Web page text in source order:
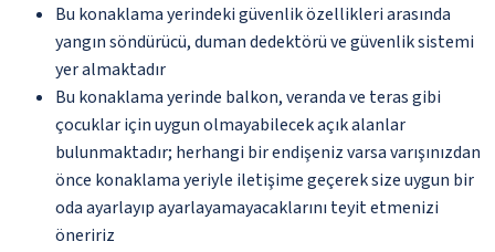
Bu konaklama yerindeki güvenlik özellikleri arasında
yangın söndürücü, duman dedektörü ve güvenlik sistemi
yer almaktadır
Bu konaklama yerinde balkon, veranda ve teras gibi
çocuklar için uygun olmayabilecek açık alanlar
bulunmaktadır; herhangi bir endişeniz varsa varışınızdan
önce konaklama yeriyle iletişime geçerek size uygun bir
oda ayarlayıp ayarlayamayacaklarını teyit etmenizi
öneririz